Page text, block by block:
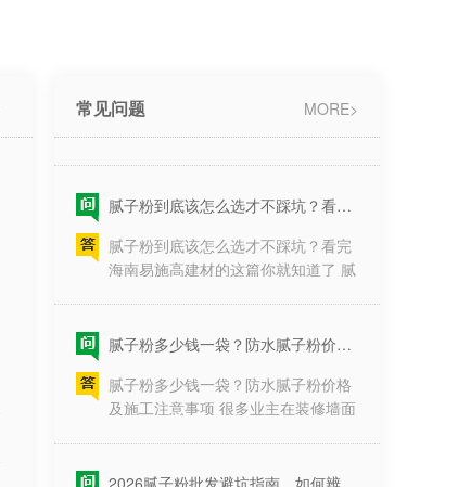
常见问题 MORE>
用，外墙不内用。3、性能不同。内
你就知道了 腻子粉该怎么选择才能不
漆的最终表现、墙面的耐久度，甚至
牌繁多、名称各异的腻子粉产品，许
多业主感到无从下手。是选最贵的，
腻子粉到底该怎么选才不踩坑？看完
海南易施高建材的这篇你就知道了 腻
子粉到底该怎么选才不踩坑？装修界
惜重金购买昂贵的乳胶漆，却往往忽
略了最基础的底层材料——腻子粉。
一旦腻子粉质量不过关，再好的面漆
也会出现起皮、开裂、发霉、脱落
腻子粉多少钱一袋？防水腻子粉价格
及施工注意事项 很多业主在装修墙面
时都会关心，腻子粉多少钱一袋，尤
工时又该注意哪些问题。本文就围绕